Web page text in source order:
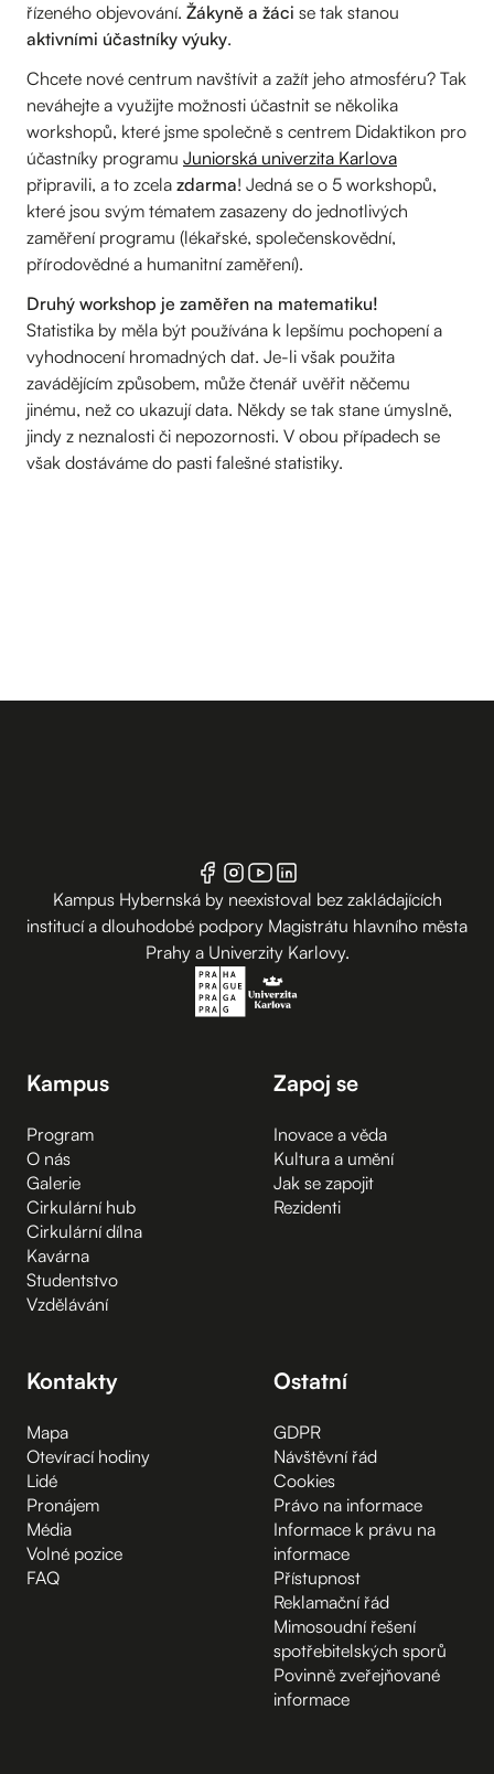
řízeného objevování. Žákyně a žáci se tak stanou
aktivními účastníky výuky.
Chcete nové centrum navštívit a zažít jeho atmosféru? Tak
neváhejte a využijte možnosti účastnit se několika
workshopů, které jsme společně s centrem Didaktikon pro
účastníky programu Juniorská univerzita Karlova
připravili, a to zcela zdarma! Jedná se o 5 workshopů,
které jsou svým tématem zasazeny do jednotlivých
zaměření programu (lékařské, společenskovědní,
přírodovědné a humanitní zaměření).
Druhý workshop je zaměřen na matematiku!
Statistika by měla být používána k lepšímu pochopení a
vyhodnocení hromadných dat. Je-li však použita
zavádějícím způsobem, může čtenář uvěřit něčemu
jinému, než co ukazují data. Někdy se tak stane úmyslně,
jindy z neznalosti či nepozornosti. V obou případech se
však dostáváme do pasti falešné statistiky.
Kampus Hybernská by neexistoval bez zakládajících
institucí a dlouhodobé podpory Magistrátu hlavního města
Prahy a Univerzity Karlovy.
Kampus
Program
O nás
Galerie
Cirkulární hub
Cirkulární dílna
Kavárna
Studentstvo
Vzdělávání
Zapoj se
Inovace a věda
Kultura a umění
Jak se zapojit
Rezidenti
Kontakty
Mapa
Otevírací hodiny
Lidé
Pronájem
Média
Volné pozice
FAQ
Ostatní
GDPR
Návštěvní řád
Cookies
Právo na informace
Informace k právu na
informace
Přístupnost
Reklamační řád
Mimosoudní řešení
spotřebitelských sporů
Povinně zveřejňované
informace